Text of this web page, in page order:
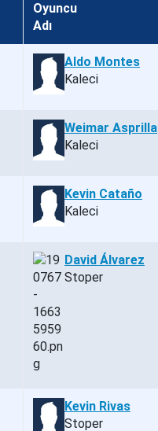
Oyuncu
Adı
Aldo Montes
Kaleci
Weimar Asprilla
Kaleci
Kevin Cataño
Kaleci
David Álvarez
Stoper
Kevin Rivas
Stoper